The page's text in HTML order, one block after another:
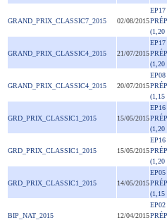
GRAND_PRIX_CLASSIC7_2015 02/08/2015
EP17
(1,20
GRAND_PRIX_CLASSIC4_2015 21/07/2015
EP17
(1,20
GRAND_PRIX_CLASSIC4_2015 20/07/2015
EP08
(1,15
GRD_PRIX_CLASSIC1_2015 15/05/2015
EP16
(1,20
GRD_PRIX_CLASSIC1_2015 15/05/2015
EP16
(1,20
GRD_PRIX_CLASSIC1_2015 14/05/2015
EP05
(1,15
BIP_NAT_2015 12/04/2015
EP02